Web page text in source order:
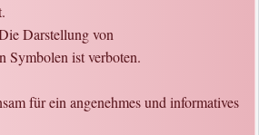
Darstellung von
Symbolen ist verboten.
für ein angenehmes und informatives